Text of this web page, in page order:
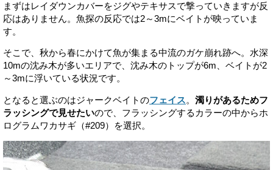
まずはレイダウンカバーをジグやテキサスで撃っていきますが反
応はありません。魚探の反応では2～3mにベイトが映っていま
す。
そこで、秋から春にかけて魚が集まる中流のガケ崩れ跡へ。水深
10mの沈み木が多いエリアで、沈み木のトップが6m、ベイトが2
～3mに浮いている状況です。
となると選ぶのはジャークベイトのフェイス。 濁りがあるためフ
ラッシングで見せたいので、フラッシングするカラーの中からホ
ログラムワカサギ（#209）を選択。